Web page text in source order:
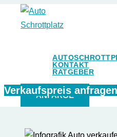
Inhalt
KONTAKT
RATGEBER
ANFARGE
Verkaufspreis anfragen